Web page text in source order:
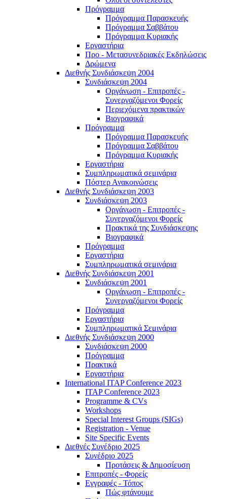
Πρόγραμμα
Πρόγραμμα Παρασκευής
Πρόγραμμα Σαββάτου
Πρόγραμμα Κυριακής
Εργαστήρια
Προ - Μετασυνεδριακές Εκδηλώσεις
Δρώμενα
Διεθνής Συνδιάσκεψη 2004
Συνδιάσκεψη 2004
Οργάνωση - Επιτροπές -
Συνεργαζόμενοι Φορείς
Περιεχόμενα πρακτικών
Βιογραφικά
Πρόγραμμα
Πρόγραμμα Παρασκευής
Πρόγραμμα Σαββάτου
Πρόγραμμα Κυριακής
Εργαστήρια
Συμπληρωματικά σεμινάρια
Πόστερ Ανακοινώσεις
Διεθνής Συνδιάσκεψη 2003
Συνδιάσκεψη 2003
Οργάνωση - Επιτροπές -
Συνεργαζόμενοι Φορείς
Πρακτικά της Συνδιάσκεψης
Βιογραφικά
Πρόγραμμα
Εργαστήρια
Συμπληρωματικά σεμινάρια
Διεθνής Συνδιάσκεψη 2001
Συνδιάσκεψη 2001
Οργάνωση - Επιτροπές -
Συνεργαζόμενοι Φορείς
Πρόγραμμα
Εργαστήρια
Συμπληρωματικά Σεμινάρια
Διεθνής Συνδιάσκεψη 2000
Συνδιάσκεψη 2000
Πρόγραμμα
Πρακτικά
Εργαστήρια
International ITAP Conference 2023
ITAP Conference 2023
Programme & CVs
Workshops
Special Interest Groups (SIGs)
Registration - Venue
Site Specific Events
Διεθνές Συνέδριο 2025
Συνέδριο 2025
Προτάσεις & Δημοσίευση
Επιτροπές - Φορείς
Εγγραφές - Τόπος
Πώς φτάνουμε